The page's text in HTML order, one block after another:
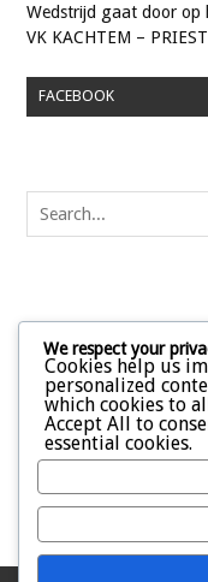
Wedstrijd gaat door op
VK KACHTEM –
FACEBOOK
We respect your
Cookies help us
personalized
which cookies to
Accept All to
essential cookies.